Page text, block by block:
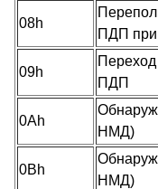
08h
ПДП
09h
Переход
ПДП
0Ah
НМД)
0Bh
НМД)